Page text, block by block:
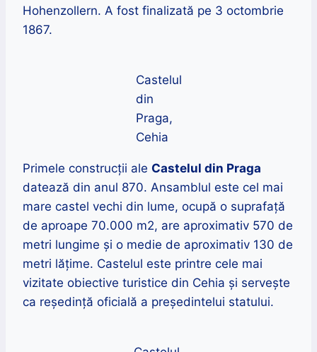
Hohenzollern. A fost finalizată pe 3 octombrie
1867.
Castelul
din
Praga,
Cehia
Primele construcții ale Castelul din Praga
datează din anul 870. Ansamblul este cel mai
mare castel vechi din lume, ocupă o suprafață
de aproape 70.000 m2, are aproximativ 570 de
metri lungime și o medie de aproximativ 130 de
metri lățime. Castelul este printre cele mai
vizitate obiective turistice din Cehia și servește
ca reședință oficială a președintelui statului.